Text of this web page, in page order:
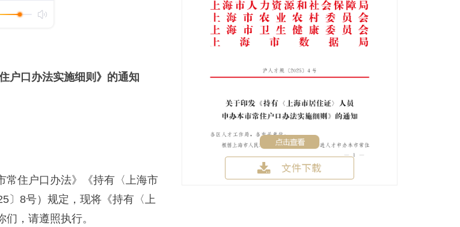
户口办法实施细则》的通知
住户口办法》《持有〈上海市
〕8号）规定，现将《持有〈上
，请遵照执行。